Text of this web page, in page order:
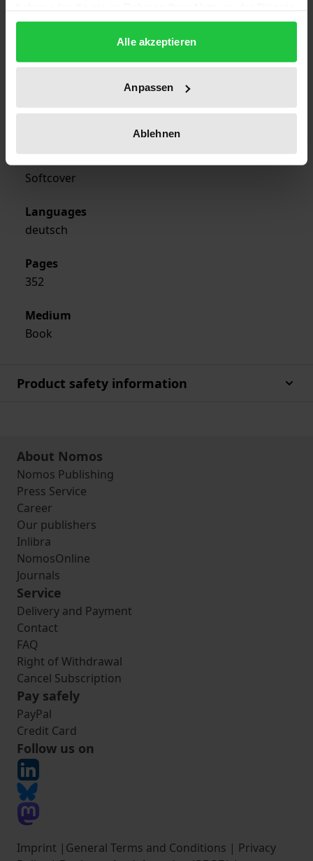
gesammelt haben.
Alle akzeptieren
Anpassen
Ablehnen
Feb 1, 2000
Publisher
Softcover
Languages
deutsch
Pages
352
Medium
Book
Product safety information
About Nomos
Nomos Publishing
Press Service
Career
Our publishers
Inlibra
NomosOnline
Journals
Service
Delivery and Payment
Contact
FAQ
Right of Withdrawal
Cancel Subscription
Pay safely
PayPal
Credit Card
Follow us on
Imprint | General Terms and Conditions | Privacy